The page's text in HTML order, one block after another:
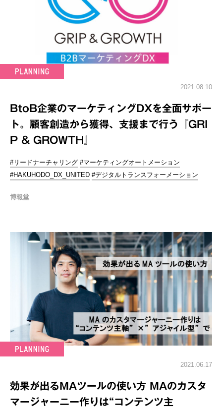
2021.08.10
BtoB企業のマーケティングDXを全面サポー
ト。顧客創造から獲得、支援まで行う『GRI
P & GROWTH』
#リードナーチャリング #マーケティングオートメーション
#HAKUHODO_DX_UNITED #デジタルトランスフォーメーション
博報堂
2021.06.17
効果が出るMAツールの使い方 MAのカスタ
マージャーニー作りは“コンテンツ主